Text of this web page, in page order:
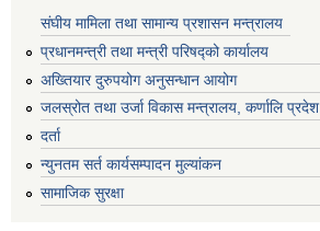
संघीय मामिला तथा सामान्य प्रशासन मन्त्रालय
प्रधानमन्त्री तथा मन्त्री परिषद्को कार्यालय
अख्तियार दुरुपयोग अनुसन्धान आयोग
जलस्रोत तथा उर्जा विकास मन्त्रालय, कर्णालि प्रदेश
दर्ता
न्युनतम सर्त कार्यसम्पादन मुल्यांकन
सामाजिक सुरक्षा